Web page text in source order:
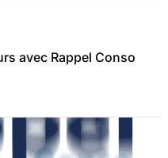
avec Rappel Conso